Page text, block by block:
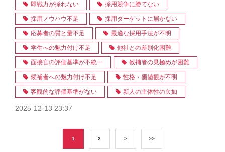
即戦力が採れない 採用競争に勝てない
採用ノウハウ不足 採用ターゲットに届かない
応募者の質と量不足 最適な採用手法が不明
学生への魅力付け不足 他社との差別化困難
面接官の評価基準が不統一 候補者の見極めが困難
候補者への魅力付け不足 性格・価値観が不明
客観的な評価基準がない 新人の主体性の欠如
2025-12-13 23:37
1 2 > >>